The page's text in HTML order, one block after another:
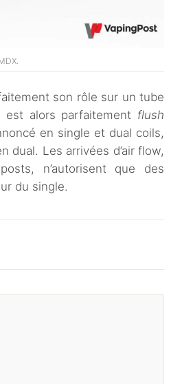
son rôle sur un tube
alors parfaitement flush
en single et dual coils,
dual. Les arrivées d’air flow,
n’autorisent que des
du single.